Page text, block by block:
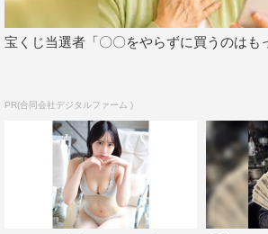
宝くじ当選者「〇〇をやらずに買うのはも
PR(合同会社デジタルファーム )